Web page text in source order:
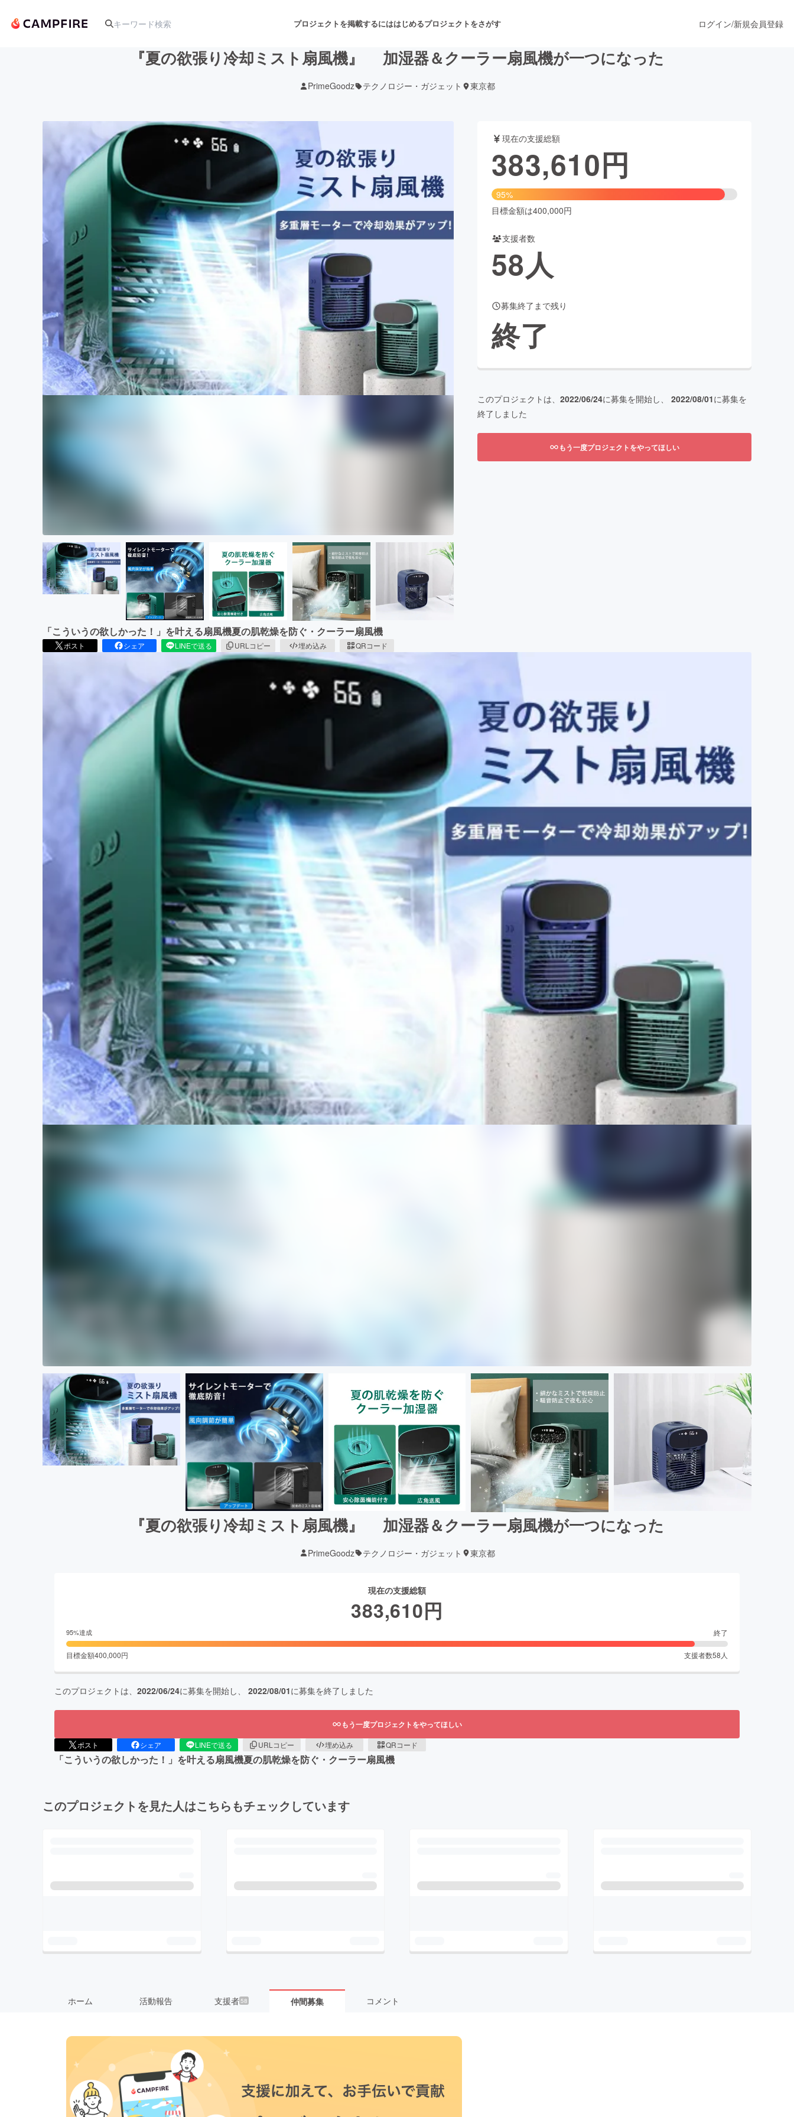
プロジェクトを掲載するにははじめるプロジェクトをさがす
アート・写真 舞台・パフォーマンス
テクノロジー・ガジェット ゲーム・サービス開発 フード・飲食店 ファッション
映像・映画 書籍・雑誌出版 アニメ・漫画
ビジネス・起業 チャレンジ ビューティー・ヘルスケア
まちづくり・地域活性化
CAMPFIRE for Social Good CAMPFIRE Creation
CAMPFIREふるさと納税machi-ya
ログイン/新規会員登録
『夏の欲張り冷却ミスト扇風機』 加湿器＆クーラー扇風機が一つになった
PrimeGoodz テクノロジー・ガジェット 東京都
「こういうの欲しかった！」を叶える扇風機夏の肌乾燥を防ぐ・クーラー扇風機
ポスト シェア LINEで送る URLコピー 埋め込み QRコード
現在の支援総額
383,610円
95%
目標金額は400,000円
支援者数
58人
募集終了まで残り
終了
このプロジェクトは、 2022/06/24に募集を開始し、 2022/08/01に募集を
終了しました
もう一度プロジェクトをやってほしい
『夏の欲張り冷却ミスト扇風機』 加湿器＆クーラー扇風機が一つになった
PrimeGoodz テクノロジー・ガジェット 東京都
現在の支援総額
383,610円
95%達成 終了
目標金額400,000円 支援者数58 人
このプロジェクトは、 2022/06/24に募集を開始し、 2022/08/01に募集を終了しました
もう一度プロジェクトをやってほしい
ポスト シェア LINEで送る URLコピー 埋め込み QRコード
「こういうの欲しかった！」を叶える扇風機夏の肌乾燥を防ぐ・クーラー扇風機
このプロジェクトを見た人はこちらもチェックしています
ホーム 活動報告 支援者58 仲間募集 コメント